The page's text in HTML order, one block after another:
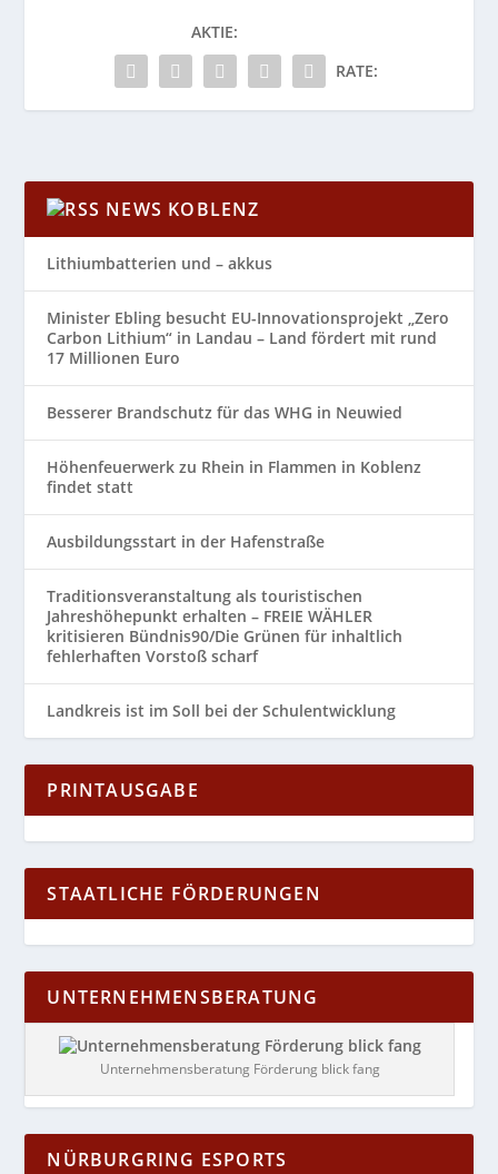
AKTIE:
RATE:
NEWS KOBLENZ
Lithiumbatterien und – akkus
Minister Ebling besucht EU-Innovationsprojekt „Zero
Carbon Lithium“ in Landau – Land fördert mit rund
17 Millionen Euro
Besserer Brandschutz für das WHG in Neuwied
Höhenfeuerwerk zu Rhein in Flammen in Koblenz
findet statt
Ausbildungsstart in der Hafenstraße
Traditionsveranstaltung als touristischen
Jahreshöhepunkt erhalten – FREIE WÄHLER
kritisieren Bündnis90/Die Grünen für inhaltlich
fehlerhaften Vorstoß scharf
Landkreis ist im Soll bei der Schulentwicklung
PRINTAUSGABE
STAATLICHE FÖRDERUNGEN
UNTERNEHMENSBERATUNG
Unternehmensberatung Förderung blick fang
NÜRBURGRING ESPORTS